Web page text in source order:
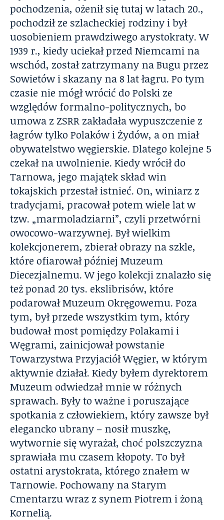
pochodzenia, ożenił się tutaj w latach 20.,
pochodził ze szlacheckiej rodziny i był
uosobieniem prawdziwego arystokraty. W
1939 r., kiedy uciekał przed Niemcami na
wschód, został zatrzymany na Bugu przez
Sowietów i skazany na 8 lat łagru. Po tym
czasie nie mógł wrócić do Polski ze
względów formalno-politycznych, bo
umowa z ZSRR zakładała wypuszczenie z
łagrów tylko Polaków i Żydów, a on miał
obywatelstwo węgierskie. Dlatego kolejne 5
czekał na uwolnienie. Kiedy wrócił do
Tarnowa, jego majątek skład win
tokajskich przestał istnieć. On, winiarz z
tradycjami, pracował potem wiele lat w
tzw. „marmoladziarni”, czyli przetwórni
owocowo-warzywnej. Był wielkim
kolekcjonerem, zbierał obrazy na szkle,
które ofiarował później Muzeum
Diecezjalnemu. W jego kolekcji znalazło się
też ponad 20 tys. ekslibrisów, które
podarował Muzeum Okręgowemu. Poza
tym, był przede wszystkim tym, który
budował most pomiędzy Polakami i
Węgrami, zainicjował powstanie
Towarzystwa Przyjaciół Węgier, w którym
aktywnie działał. Kiedy byłem dyrektorem
Muzeum odwiedzał mnie w różnych
sprawach. Były to ważne i poruszające
spotkania z człowiekiem, który zawsze był
elegancko ubrany – nosił muszkę,
wytwornie się wyrażał, choć polszczyzna
sprawiała mu czasem kłopoty. To był
ostatni arystokrata, którego znałem w
Tarnowie. Pochowany na Starym
Cmentarzu wraz z synem Piotrem i żoną
Kornelią.